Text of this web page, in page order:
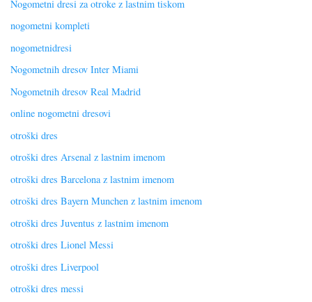
Nogometni dresi za otroke z lastnim tiskom
nogometni kompleti
nogometnidresi
Nogometnih dresov Inter Miami
Nogometnih dresov Real Madrid
online nogometni dresovi
otroški dres
otroški dres Arsenal z lastnim imenom
otroški dres Barcelona z lastnim imenom
otroški dres Bayern Munchen z lastnim imenom
otroški dres Juventus z lastnim imenom
otroški dres Lionel Messi
otroški dres Liverpool
otroški dres messi